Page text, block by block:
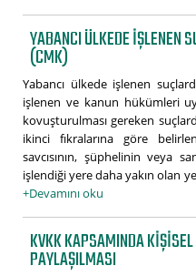
YABANCI ÜLKEDE IŞLENEN
(CMK)
Yabancı ülkede işlenen
işlenen ve kanun hükümleri
kovuşturulması gereken
ikinci fıkralarına göre
savcısının, şüphelinin veya
işlendiği yere daha yakın olan
+Devamını oku
KVKK KAPSAMINDA
PAYLAŞILMASI